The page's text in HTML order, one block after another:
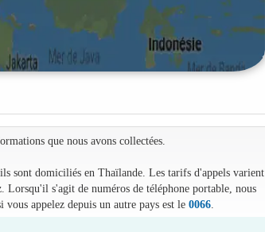
que nous avons collectées.
sont domiciliés en Thaïlande. Les tarifs d'appels varient
s'agit de numéros de téléphone portable, nous
appelez depuis un autre pays est le 0066.